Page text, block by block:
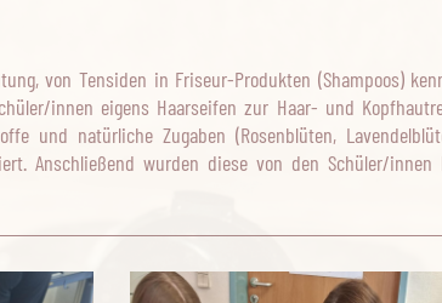
von Tensiden in Friseur-Produkten (Shampoos)
innen eigens Haarseifen zur Haar- und
und natürliche Zugaben (Rosenblüten,
Anschließend wurden diese von den Schüler/innen